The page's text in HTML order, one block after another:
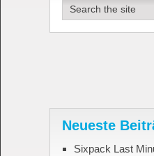
Neueste
Sixpack Last